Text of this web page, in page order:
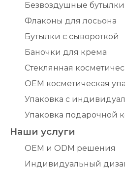
Безвоздушные бутылки
Флаконы для лосьона
Бутылки с сывороткой
Баночки для крема
Стеклянная
OEM косметическая
Упаковка с
Упаковка подарочной
Наши услуги
OEM и ODM решения
Индивидуальный